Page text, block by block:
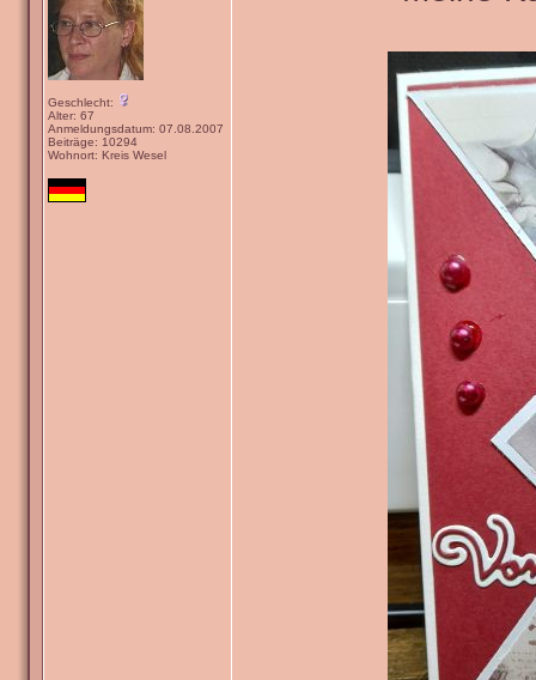
Geschlecht:
Alter: 67
Anmeldungsdatum: 07.08.2007
Beiträge: 10294
Wohnort: Kreis Wesel